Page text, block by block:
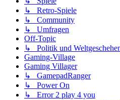
↳ Retro-Spiele
↳ Community
↳ Umfragen
Off-Topic
↳ Politik und
Gaming-Village
Gaming Villager
↳ GamepadRanger
↳ Power On
↳ Error 2 play 4 you